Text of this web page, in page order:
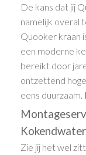
De kans dat jij
namelijk overal
Quooker kraan
een moderne
bereikt door
ontzettend
eens duurzaam.
Zie jij het wel